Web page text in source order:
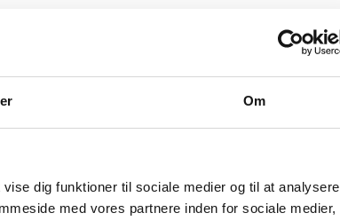
Om
dig funktioner til sociale medier og til at analysere
med vores partnere inden for sociale medier,